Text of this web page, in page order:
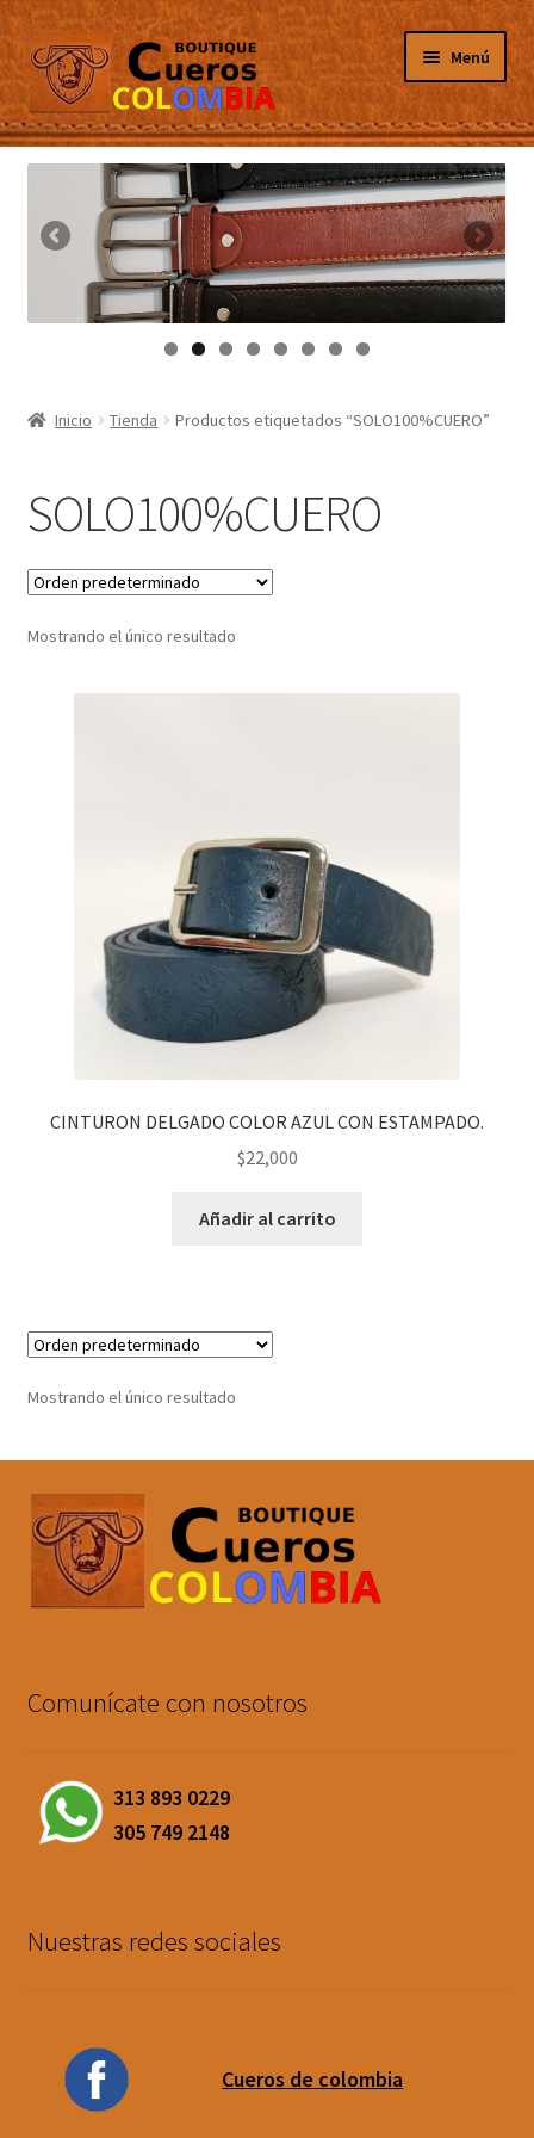
Ir
a
la
navegación
Ir
al
contenido
Menú
Inicio
Masculino
Femenino
Porta Celulares
Infantil
Inicio Tienda Productos etiquetados “SOLO100%CUERO”
SOLO100%CUERO
Mostrando el único resultado
CINTURON DELGADO COLOR AZUL CON ESTAMPADO.
$22,000
Añadir al carrito
Mostrando el único resultado
Comunícate con nosotros
313 893 0229
305 749 2148
Nuestras redes sociales
Cueros de colombia